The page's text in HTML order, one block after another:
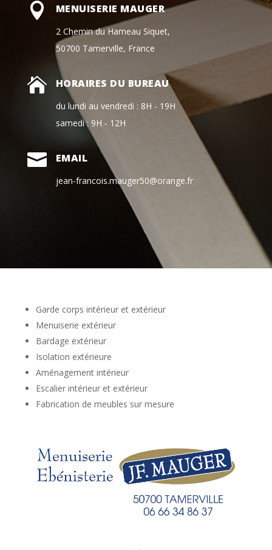
 MENUISERIE MAUGER
2 Chemin du Hameau Siquet,
50700 Tamerville, France
 HORAIRES DU BUREAU
du lundi au vendredi : 8H - 19H
samedi : 9H - 12H
 EMAIL
jean-francois.mauger50@orange.fr
Garde corps intérieur et extérieur
Menuiserie extérieur
Bardage extérieur
Isolation extérieure
Aménagement intérieur
Escalier intérieur et extérieur
Fabrication de meubles sur mesure